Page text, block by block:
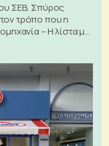
ΣΕΒ, Σπύρος
τρόπο που η
– Η λίστα με